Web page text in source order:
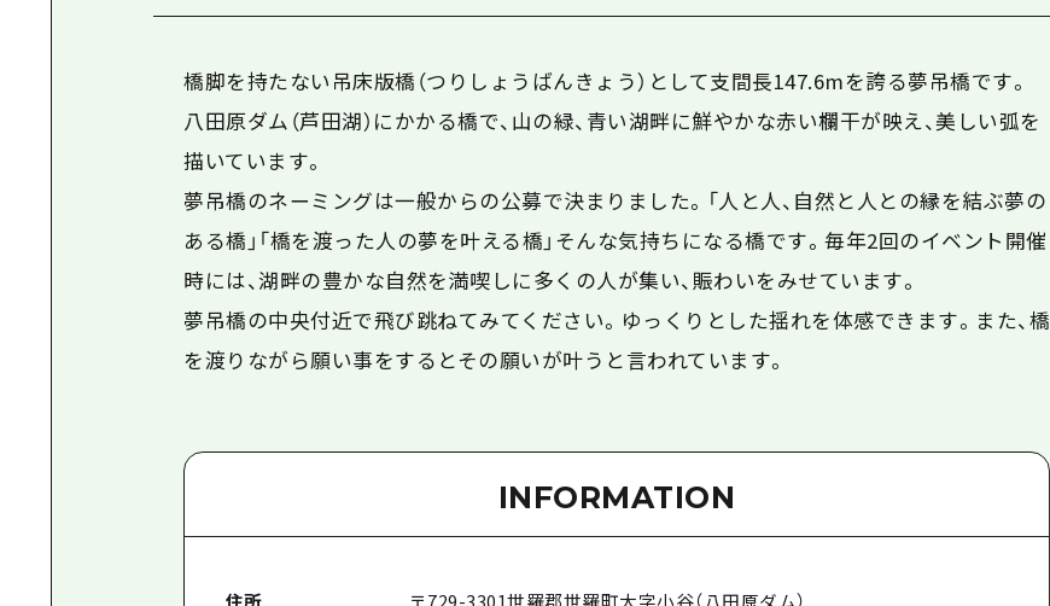
橋脚を持たない吊床版橋（つりしょうばんきょう）として支間長147.6mを誇る夢吊橋です。
八田原ダム（芦田湖）にかかる橋で、山の緑、青い湖畔に鮮やかな赤い欄干が映え、美しい弧を
描いています。
夢吊橋のネーミングは一般からの公募で決まりました。「人と人、自然と人との縁を結ぶ夢の
ある橋」「橋を渡った人の夢を叶える橋」そんな気持ちになる橋です。毎年2回のイベント開催
時には、湖畔の豊かな自然を満喫しに多くの人が集い、賑わいをみせています。
夢吊橋の中央付近で飛び跳ねてみてください。ゆっくりとした揺れを体感できます。また、橋
を渡りながら願い事をするとその願いが叶うと言われています。
INFORMATION